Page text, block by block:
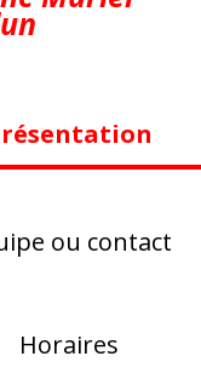
ou contact
Horaires